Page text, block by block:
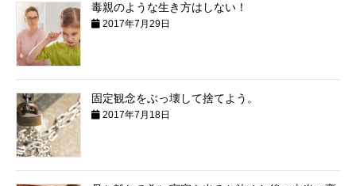
毒親のような生き方はしない！
2017年7月29日
固定観念をぶっ壊して捨てよう。
2017年7月18日